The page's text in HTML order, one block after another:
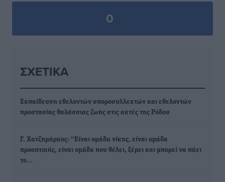
0
ΣΧΕΤΙΚΆ
Εκπαίδευση εθελοντών σποροσυλλεκτών και εθελοντών
προστασίας θαλάσσιας ζωής στις ακτές της Ρόδου
Γ. Χατζημάρκος: “Είναι ομάδα νίκης, είναι ομάδα
προοπτικής, είναι ομάδα που θέλει, ξέρει και μπορεί να πάει
το…